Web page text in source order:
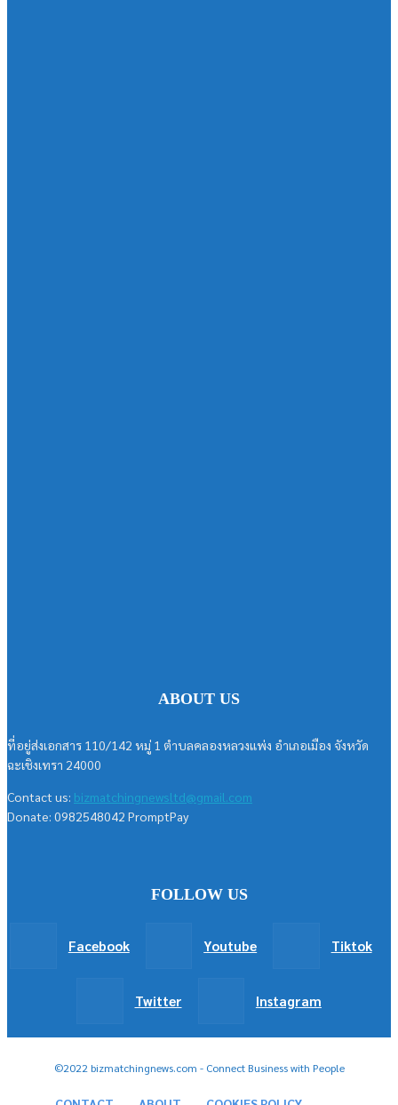
ABOUT US
ที่อยู่ส่งเอกสาร 110/142 หมู่ 1 ตำบลคลองหลวงแพ่ง อำเภอเมือง จังหวัด
ฉะเชิงเทรา 24000
Contact us: bizmatchingnewsltd@gmail.com
Donate: 0982548042 PromptPay
FOLLOW US
Facebook Youtube Tiktok
Twitter Instagram
©2022 bizmatchingnews.com - Connect Business with People